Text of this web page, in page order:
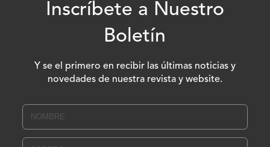
Inscríbete a Nuestro
Boletín
Y se el primero en recibir las últimas noticias y
novedades de nuestra revista y website.